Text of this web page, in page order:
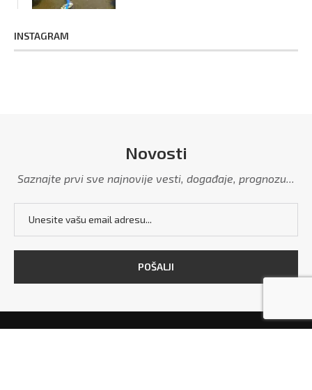
INSTAGRAM
Novosti
Saznajte prvi sve najnovije vesti, događaje, prognozu...